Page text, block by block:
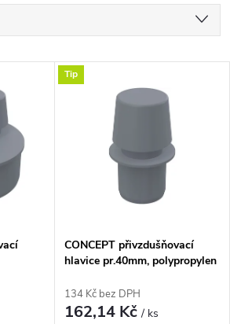
Tip
CONCEPT přivzdušňovací
hlavice pr.40mm, polypropylen
134 Kč bez DPH
162,14 Kč/ ks